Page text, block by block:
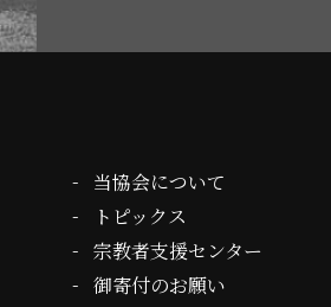
当協会について
トピックス
宗教者支援センター
御寄付のお願い